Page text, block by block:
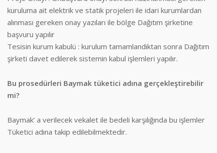
kuruluma ait elektrik ve statik projeleri ile idari kurumlardan
alınması gereken onay yazıları ile bölge Dağıtım şirketine
başvuru yapılır
Tesisin kurum kabulü : kurulum tamamlandıktan sonra Dağıtım
şirketi davet edilerek sistemin kabul işlemleri yapılır.
Bu prosedürleri Baymak tüketici adına gerçekleştirebilir
mi?
Baymak’ a verilecek vekalet ile bedeli karşılığında bu işlemler
Tüketici adına takip edilebilmektedir.